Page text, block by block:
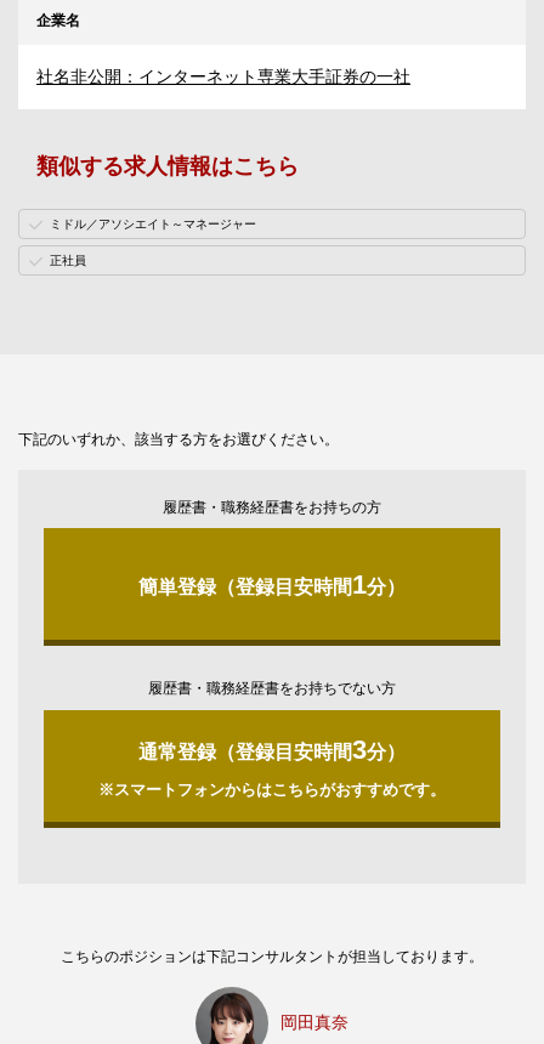
企業名
社名非公開：インターネット専業大手証券の一社
類似する求人情報はこちら
ミドル／アソシエイト～マネージャー
正社員
下記のいずれか、該当する方をお選びください。
履歴書・職務経歴書をお持ちの方
簡単登録（登録目安時間1分）
履歴書・職務経歴書をお持ちでない方
通常登録（登録目安時間3分）
※スマートフォンからはこちらがおすすめです。
こちらのポジションは下記コンサルタントが担当しております。
岡田真奈